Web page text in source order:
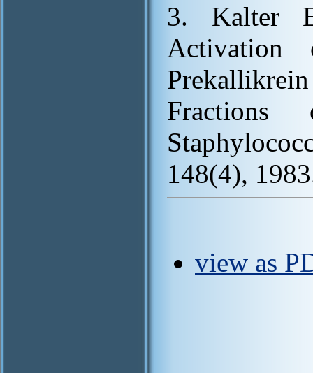
3. Kalter
Activation
148(4),
view as